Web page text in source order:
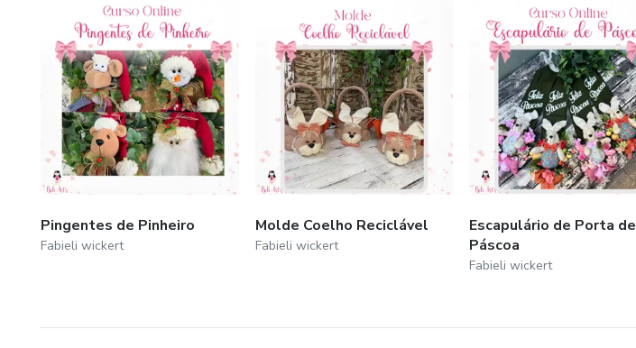
Pingentes de Pinheiro
Fabieli wickert
Molde Coelho Reciclável
Fabieli wickert
Escapulário de Porta de
Páscoa
Fabieli wickert